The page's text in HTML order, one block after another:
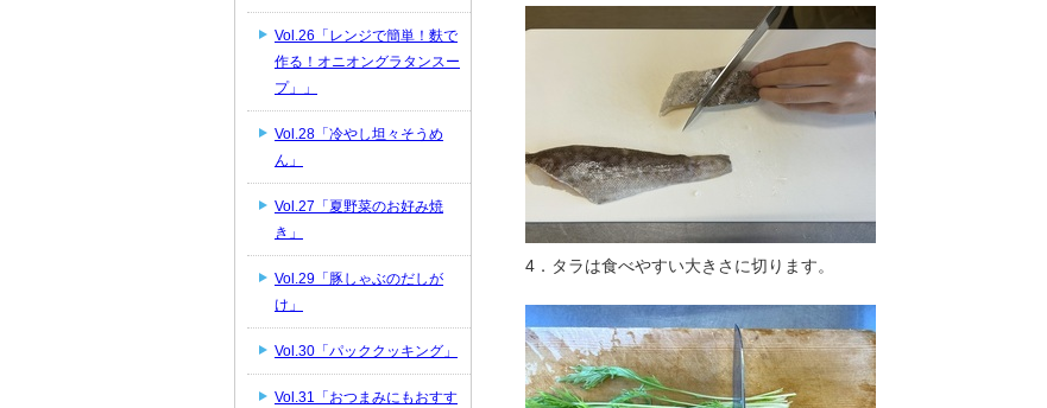
4．タラは食べやすい大きさに切ります。
Vol.26「レンジで簡単！麩で
作る！オニオングラタンスー
プ」」
Vol.28「冷やし坦々そうめ
ん」
Vol.27「夏野菜のお好み焼
き」
Vol.29「豚しゃぶのだしが
け」
Vol.30「パッククッキング」
Vol.31「おつまみにもおすす